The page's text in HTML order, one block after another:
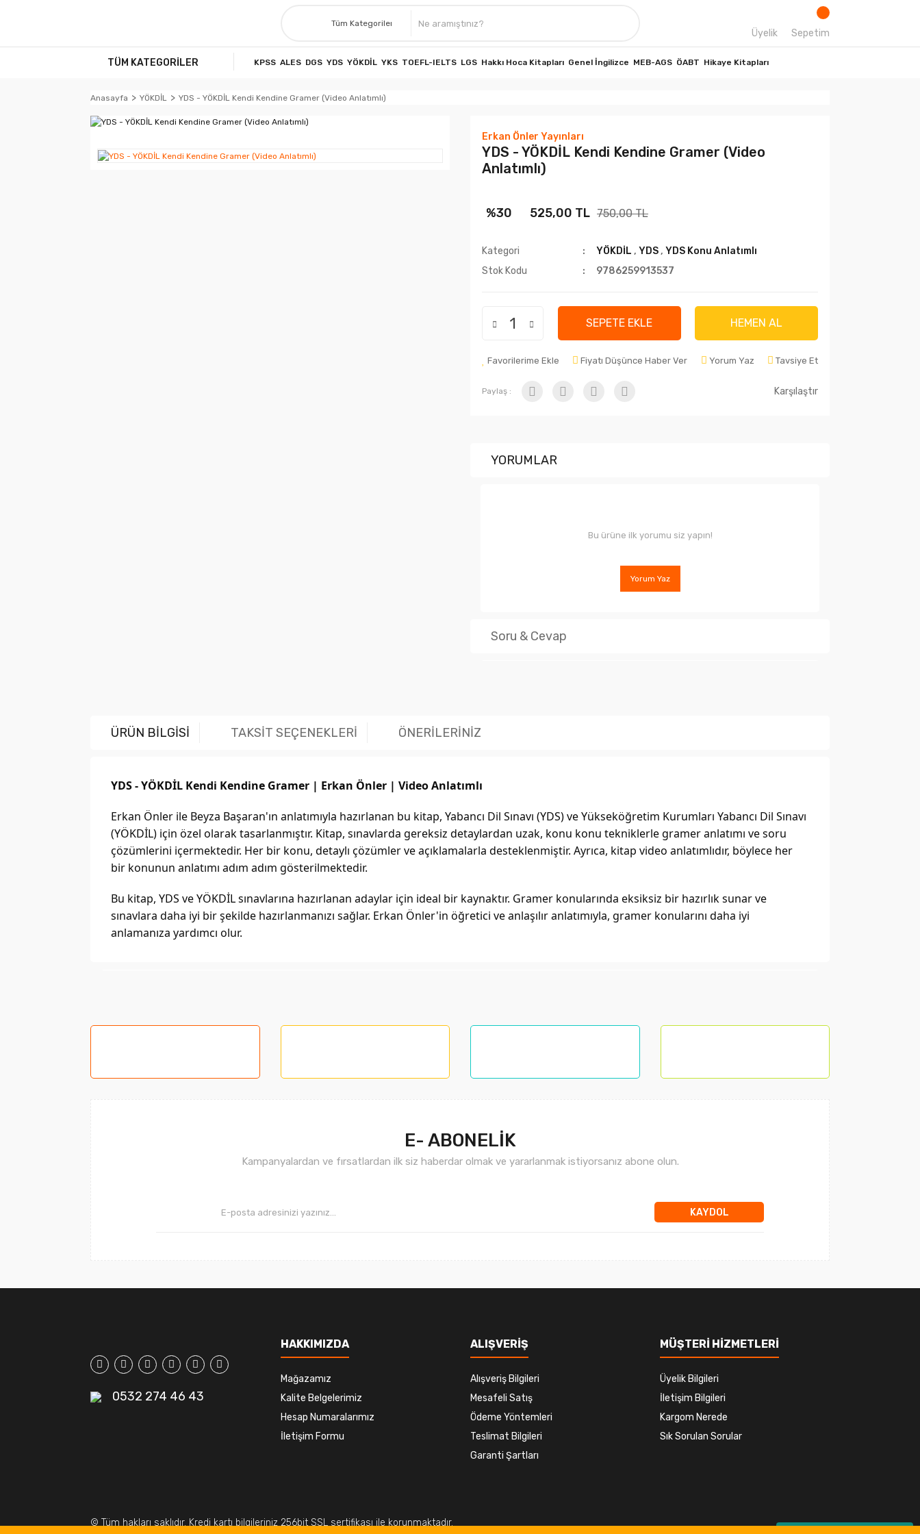
Üyelik Sepetim
TÜM KATEGORİLER KPSS ALES DGS YDS YÖKDİL YKS TOEFL-IELTS LGS Hakkı Hoca Kitapları Genel İngilizce MEB-AGS ÖABT Hikaye Kitapları
Anasayfa YÖKDİL YDS - YÖKDİL Kendi Kendine Gramer (Video Anlatımlı)
Erkan Önler Yayınları
YDS - YÖKDİL Kendi Kendine Gramer (Video
Anlatımlı)
%30 525,00 TL 750,00 TL
Kategori YÖKDİL ,YDS,YDS Konu Anlatımlı
Stok Kodu
9786259913537
SEPETE EKLE HEMEN AL
Favorilerime Ekle Fiyatı Düşünce Haber Ver Yorum Yaz Tavsiye Et
Paylaş : Karşılaştır
YORUMLAR
Bu ürüne ilk yorumu siz yapın!
Yorum Yaz
Soru & Cevap
ÜRÜN BİLGİSİ TAKSİT SEÇENEKLERİ ÖNERİLERİNİZ
YDS - YÖKDİL Kendi Kendine Gramer | Erkan Önler | Video Anlatımlı
Erkan Önler ile Beyza Başaran'ın anlatımıyla hazırlanan bu kitap, Yabancı Dil Sınavı (YDS) ve Yükseköğretim Kurumları Yabancı Dil Sınavı
(YÖKDİL) için özel olarak tasarlanmıştır. Kitap, sınavlarda gereksiz detaylardan uzak, konu konu tekniklerle gramer anlatımı ve soru
çözümlerini içermektedir. Her bir konu, detaylı çözümler ve açıklamalarla desteklenmiştir. Ayrıca, kitap video anlatımlıdır, böylece her
bir konunun anlatımı adım adım gösterilmektedir.
Bu kitap, YDS ve YÖKDİL sınavlarına hazırlanan adaylar için ideal bir kaynaktır. Gramer konularında eksiksiz bir hazırlık sunar ve
sınavlara daha iyi bir şekilde hazırlanmanızı sağlar. Erkan Önler'in öğretici ve anlaşılır anlatımıyla, gramer konularını daha iyi
anlamanıza yardımcı olur.
Ürün açıklamasında eksik bilgiler bulunuyor.
E- ABONELİK
Kampanyalardan ve fırsatlardan ilk siz haberdar olmak ve yararlanmak istiyorsanız abone olun.
KAYDOL
0532 274 46 43
HAKKIMIZDA
Mağazamız
Kalite Belgelerimiz
Hesap Numaralarımız
İletişim Formu
ALIŞVERİŞ
Alışveriş Bilgileri
Mesafeli Satış
Ödeme Yöntemleri
Teslimat Bilgileri
Garanti Şartları
MÜŞTERİ HİZMETLERİ
Üyelik Bilgileri
İletişim Bilgileri
Kargom Nerede
Sık Sorulan Sorular
© Tüm hakları saklıdır. Kredi kartı bilgileriniz 256bit SSL sertifikası ile korunmaktadır.